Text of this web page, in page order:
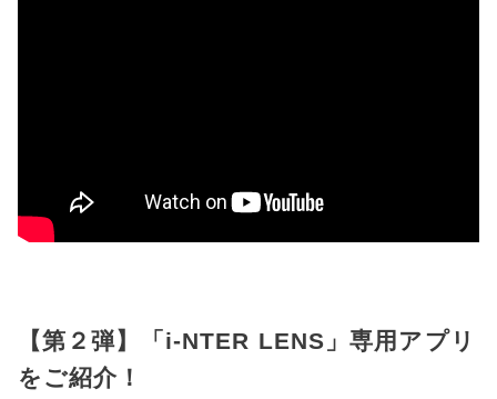
【第２弾】「i-NTER LENS」専用アプリ
をご紹介！